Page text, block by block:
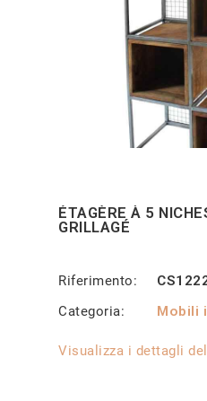
ÉTAGÈRE À 5
GRILLAGÉ
Riferimento
Categoria
Mobili
Visualizza i dettagli